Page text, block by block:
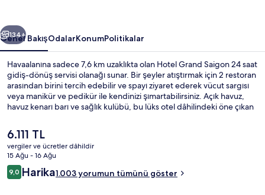
Sonraki
134+
Genel BakışOdalarKonumPolitikalar
Havaalanına sadece 7,6 km uzaklıkta olan Hotel Grand Saigon 24 saat
gidiş-dönüş servisi olanağı sunar. Bir şeyler atıştırmak için 2 restoran
arasından birini tercih edebilir ve spayı ziyaret ederek vücut sargısı
veya manikür ve pedikür ile kendinizi şımartabilirsiniz. Açık havuz,
havuz kenarı barı ve sağlık kulübü, bu lüks otel dâhilindeki öne çıkan
yerinin genel durumu hakkında iyi yorumlarda bulunuyor. Toplu
taşıma yakındadır, Opera House İstasyonu 6 dakikalık ve Ba Son
İstasyonu 11 dakikalık yürüme mesafesinde bulunur.
Şu
anki
fiyat
6.111 TL
6.111 TL
vergiler ve ücretler dâhildir
15 Ağu - 16 Ağu
Yorumlar
9,09,0/10
Harika1.003 yorumun tümünü göster